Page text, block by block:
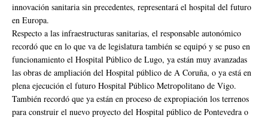
innovación sanitaria sin precedentes, representará el hospital del futuro
en Europa.
Respecto a las infraestructuras sanitarias, el responsable autonómico
recordó que en lo que va de legislatura también se equipó y se puso en
funcionamiento el Hospital Público de Lugo, ya están muy avanzadas
las obras de ampliación del Hospital público de A Coruña, o ya está en
plena ejecución el futuro Hospital Público Metropolitano de Vigo.
También recordó que ya están en proceso de expropiación los terrenos
para construir el nuevo proyecto del Hospital público de Pontevedra o